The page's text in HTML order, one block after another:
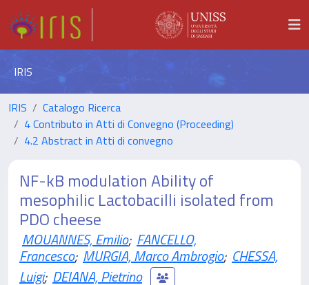
IRIS
IRIS
Catalogo Ricerca
4 Contributo in Atti di Convegno (Proceeding)
4.2 Abstract in Atti di convegno
NF-kB modulation Ability of
mesophilic Lactobacilli isolated from
PDO cheese
MOUANNES, Emilio; FANCELLO,
Francesco; MURGIA, Marco Ambrogio; CHESSA,
Luigi; DEIANA, Pietrino